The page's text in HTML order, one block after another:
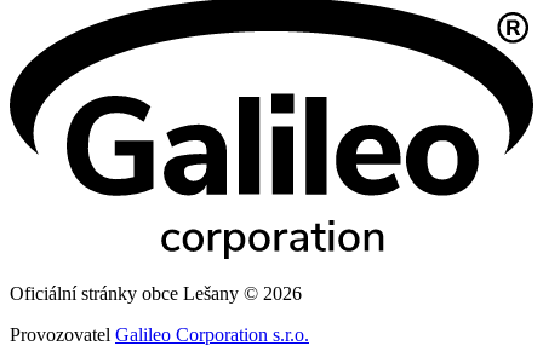
Oficiální stránky obce Lešany © 2026
Provozovatel Galileo Corporation s.r.o.